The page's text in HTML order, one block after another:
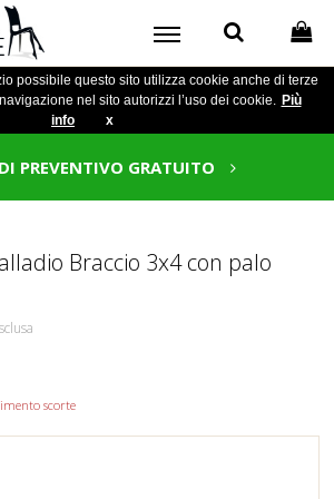
possibile questo sito utilizza cookie anche di terze
nel sito autorizzi l’uso dei cookie. Più
info
x
PREVENTIVO GRATUITO
Braccio 3x4 con palo
scorte